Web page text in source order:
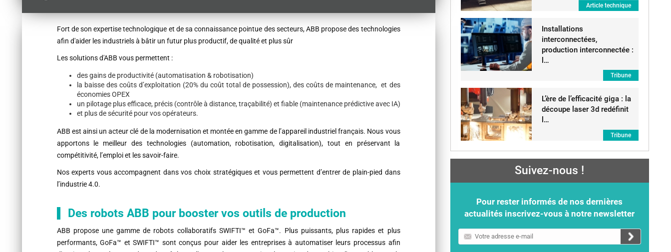
Contenu
Fort de son expertise technologique et de sa connaissance pointue des secteurs, ABB propose des technologies
afin d'aider les industriels à bâtir un futur plus productif, de qualité et plus sûr
Les solutions d'ABB vous permettent :
des gains de productivité (automatisation & robotisation)
la baisse des coûts d’exploitation (20% du coût total de possession), des coûts de maintenance, et des
économies OPEX
un pilotage plus efficace, précis (contrôle à distance, traçabilité) et fiable (maintenance prédictive avec IA)
et plus de sécurité pour vos opérateurs.
ABB est ainsi un acteur clé de la modernisation et montée en gamme de l’appareil industriel français. Nous vous
apportons le meilleur des technologies (automation, robotisation, digitalisation), tout en préservant la
compétitivité, l’emploi et les savoir-faire.
Nos experts vous accompagnent dans vos choix stratégiques et vous permettent d’entrer de plain-pied dans
l’industrie 4.0.
Des robots ABB pour booster vos outils de production
ABB propose une gamme de robots collaboratifs SWIFTI™ et GoFa™. Plus puissants, plus rapides et plus
performants, GoFa™ et SWIFTI™ sont conçus pour aider les entreprises à automatiser leurs processus afin
Article technique
Installations
interconnectées,
production interconnectée :
l…
Tribune
L’ère de l’efficacité giga : la
découpe laser 3d redéfinit
l…
Tribune
Suivez-nous !
Pour rester informés de nos dernières
actualités inscrivez-vous à notre newsletter
Votre
adresse